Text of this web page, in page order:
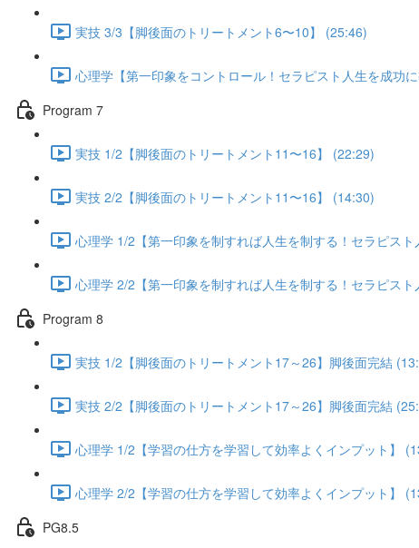
実技 3/3【脚後面のトリートメント6〜10】 (25:46)
心理学【第一印象をコントロール！セラピスト人生を成功
Program 7
実技 1/2【脚後面のトリートメント11〜16】 (22:29)
実技 2/2【脚後面のトリートメント11〜16】 (14:30)
心理学 1/2【第一印象を制すれば人生を制する！セラピス
心理学 2/2【第一印象を制すれば人生を制する！セラピス
Program 8
実技 1/2【脚後面のトリートメント17～26】脚後面完結
実技 2/2【脚後面のトリートメント17～26】脚後面完結
心理学 1/2【学習の仕方を学習して効率よくインプット】
心理学 2/2【学習の仕方を学習して効率よくインプット】
PG8.5